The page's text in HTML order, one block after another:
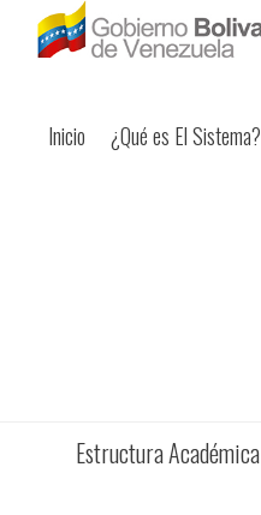
Inicio ¿Qué es El Sistema?
Estructura Académica